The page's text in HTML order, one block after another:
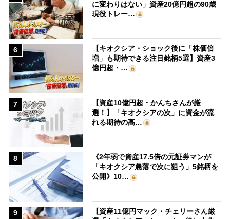
に変わりはない」資産20億円超の90歳
現役トレー…
6
【キオクシア・ショック後に「株価倍
増」も期待できる注目銘柄5選】資産3
億円超・…
7
【資産10億円超・かんちさんが厳
選！】「キオクシアの次」に資金が流
れる期待の高…
8
《2年弱で資産17.5倍の元証券マンが
「キオクシア急落で次に狙う」5銘柄を
公開》10…
9
【資産11億円マック・チェリーさん厳